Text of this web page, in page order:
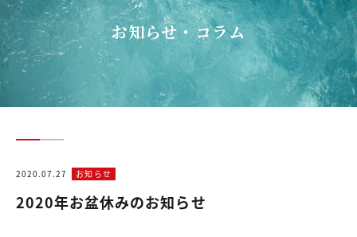
お知らせ・コラム
2020.07.27 お知らせ
2020年お盆休みのお知らせ